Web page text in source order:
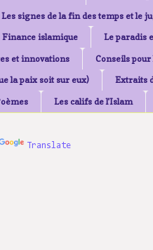
Les signes de la fin des temps et le
Finance islamique Le paradis
et innovations Conseils
la paix soit sur eux) Extraits
Les califs de l'Islam
Translate